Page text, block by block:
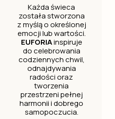
Każda świeca
została stworzona
z myślą o określonej
emocji lub wartości.
EUFORIAinspiruje
do celebrowania
codziennych chwil,
odnajdywania
radości oraz
tworzenia
przestrzeni pełnej
harmonii i dobrego
samopoczucia.